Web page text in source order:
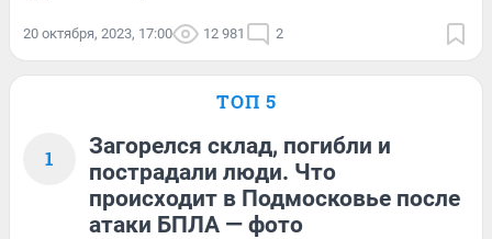
20 октября, 2023, 17:00 12 981 2
ТОП 5
1
Загорелся склад, погибли и
пострадали люди. Что
происходит в Подмосковье после
атаки БПЛА — фото